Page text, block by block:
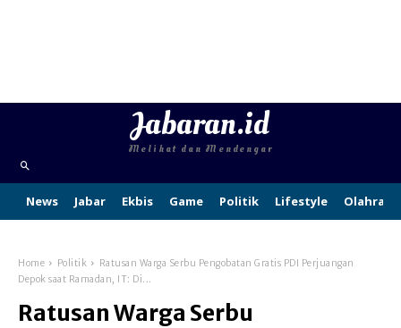
Jabaran.id
Melihat dan Mendengar
News Jabar Ekbis Game Politik Lifestyle Olahraga
Home Politik
Ratusan Warga Serbu Pengobatan Gratis PDI Perjuangan
Depok saat Ramadan, IT: Di...
Ratusan Warga Serbu